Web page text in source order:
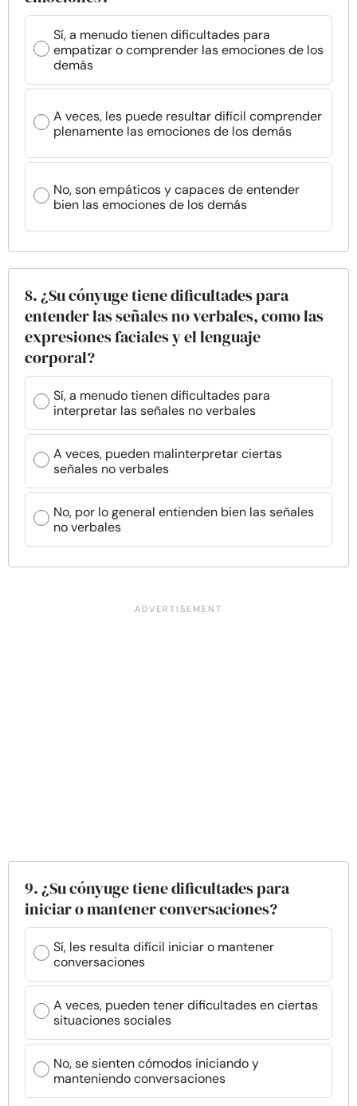
Sí, a menudo tienen dificultades para
empatizar o comprender las emociones de los
demás
A veces, les puede resultar difícil comprender
plenamente las emociones de los demás
No, son empáticos y capaces de entender
bien las emociones de los demás
8. ¿Su cónyuge tiene dificultades para
entender las señales no verbales, como las
expresiones faciales y el lenguaje
corporal?
Sí, a menudo tienen dificultades para
interpretar las señales no verbales
A veces, pueden malinterpretar ciertas
señales no verbales
No, por lo general entienden bien las señales
no verbales
9. ¿Su cónyuge tiene dificultades para
iniciar o mantener conversaciones?
Sí, les resulta difícil iniciar o mantener
conversaciones
A veces, pueden tener dificultades en ciertas
situaciones sociales
No, se sienten cómodos iniciando y
manteniendo conversaciones